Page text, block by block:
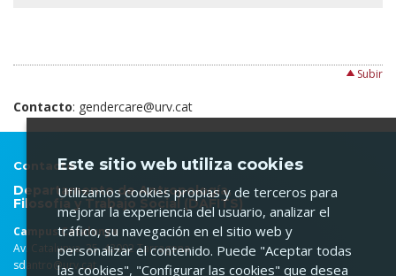
Subir
Contacto: gendercare@urv.cat
Contacto
Departamento de Antropología,
Filosofía y Trabajo Social (DAFITS)
Campus Catalunya
Av. Catalunya, 35. 43002 Tarragona
sdantro@urv.cat
Este sitio web utiliza cookies
Utilizamos cookies propias y de terceros para
mejorar la experiencia del usuario, analizar el
tráfico, su navegación en el sitio web y
personalizar el contenido. Puede "Aceptar todas
las cookies", "Configurar las cookies" que desea